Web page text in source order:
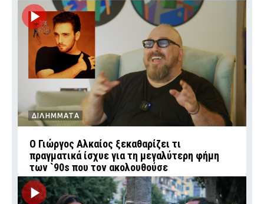
ΔΙΛΗΜΜΑΤΑ
Ο Γιώργος Αλκαίος ξεκαθαρίζει τι
πραγματικά ίσχυε για τη μεγαλύτερη φήμη
των `90s που τον ακολουθούσε